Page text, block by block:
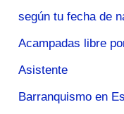
según tu fecha de
Acampadas libre
Asistente
Barranquismo en